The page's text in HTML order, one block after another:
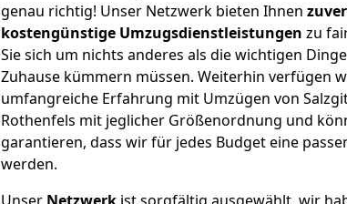
genau richtig! Unser Netzwerk bieten Ihnen
kostengünstige Umzugsdienstleistungen zu
Sie sich um nichts anderes als die wichtigen
Zuhause kümmern müssen. Weiterhin verfügen
umfangreiche Erfahrung mit Umzügen von
Rothenfels mit jeglicher Größenordnung und
garantieren, dass wir für jedes Budget eine
werden.